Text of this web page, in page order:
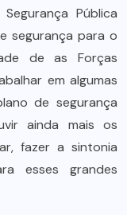
Pública
segurança para o
de as Forças
em algumas
de segurança
ainda mais os
fazer a sintonia
esses grandes